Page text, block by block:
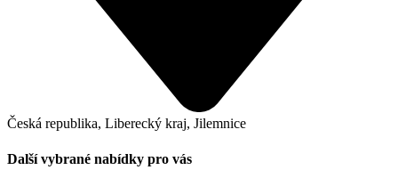
Česká republika, Liberecký kraj, Jilemnice
Další vybrané nabídky pro vás